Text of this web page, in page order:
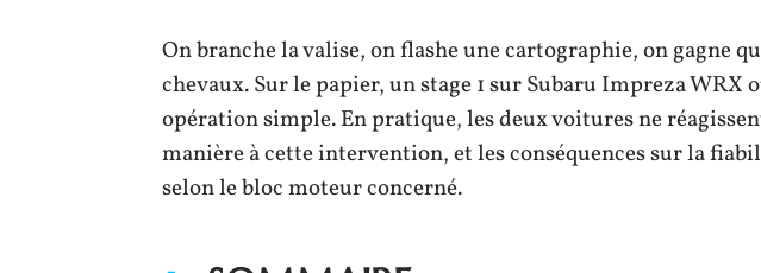
On branche la valise, on flashe une cartographie, on gagne
chevaux. Sur le papier, un stage 1 sur Subaru Impreza WRX
opération simple. En pratique, les deux voitures ne
manière à cette intervention, et les conséquences sur la
selon le bloc moteur concerné.